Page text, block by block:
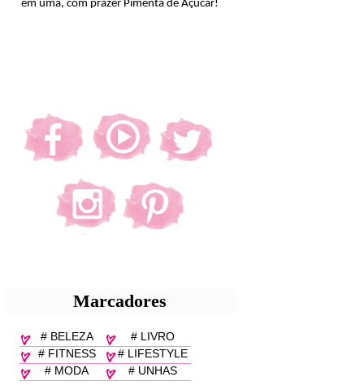
em uma, com prazer Pimenta de Açúcar!
Marcadores
# BELEZA
# LIVRO
# FITNESS
# LIFESTYLE
# MODA
# UNHAS